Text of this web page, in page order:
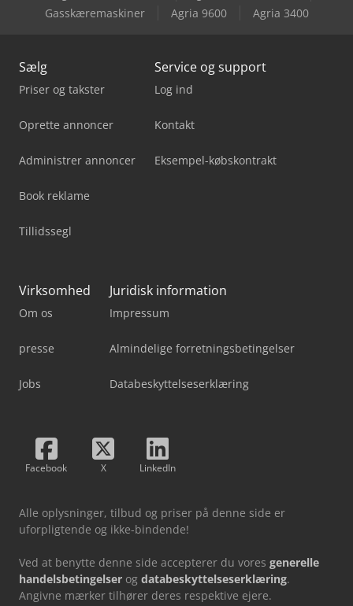
Gasskæremaskiner
Agria 9600 Agria 3400
Sælg
Priser og takster
Oprette annoncer
Administrer annoncer
Book reklame
Tillidssegl
Service og support
Log ind
Kontakt
Eksempel-købskontrakt
Virksomhed
Om os
presse
Jobs
Juridisk information
Impressum
Almindelige forretningsbetingelser
Databeskyttelseserklæring
Facebook X LinkedIn
Alle oplysninger, tilbud og priser på denne side er
uforpligtende og ikke-bindende!
Ved at benytte denne side accepterer du vores generelle
handelsbetingelser og databeskyttelseserklæring.
Angivne mærker tilhører deres respektive ejere.